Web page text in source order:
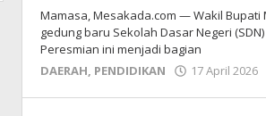
Mamasa, Mesakada.com — Wakil Bupati
gedung baru Sekolah Dasar Negeri
Peresmian ini menjadi bagian
DAERAH, PENDIDIKAN 17 April 2026